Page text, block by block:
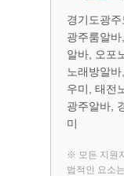
경기도광
광주룸알
알바, 오포
노래방알
우미, 태전
광주알바,
미
※ 모든 지원
법적인 요소